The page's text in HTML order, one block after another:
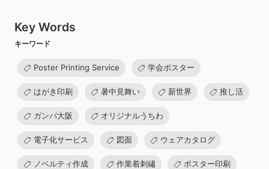
Key Words
キーワード
Poster Printing Service 学会ポスター
はがき印刷 暑中見舞い 新世界 推し活
ガンバ大阪 オリジナルうちわ
電子化サービス 図面 ウェアカタログ
ノベルティ作成 作業着刺繡 ポスター印刷